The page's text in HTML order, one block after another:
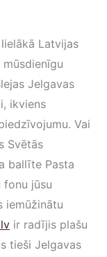
Latvijas
Jelgavas
ikviens
Vai
Svētās
ballīte Pasta
fonu jūsu
iemūžinātu
ir radījis plašu
tieši Jelgavas